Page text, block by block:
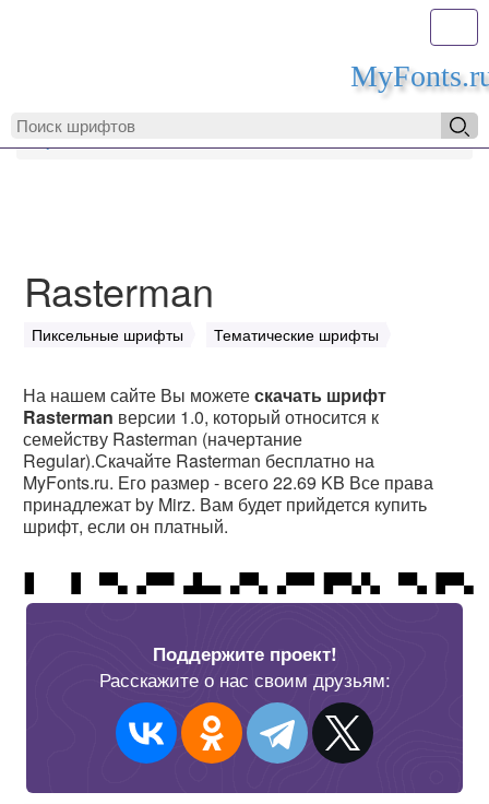
MyFonts.ru
Rasterman
Пиксельные шрифты Тематические шрифты
На нашем сайте Вы можетескачать шрифт
Rasterman версии 1.0, который относится к
семейству Rasterman (начертание
Regular).Скачайте Rasterman бесплатно на
MyFonts.ru. Его размер - всего 22.69 KB Все права
принадлежат by Mirz. Вам будет прийдется купить
шрифт, если он платный.
Поддержите проект!
Расскажите о нас своим друзьям: